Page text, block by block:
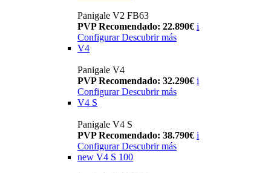
Panigale V2 FB63
PVP Recomendado: 22.890€ i
Configurar Descubrir más
V4
Panigale V4
PVP Recomendado: 32.290€ i
Configurar Descubrir más
V4 S
Panigale V4 S
PVP Recomendado: 38.790€ i
Configurar Descubrir más
new V4 S 100